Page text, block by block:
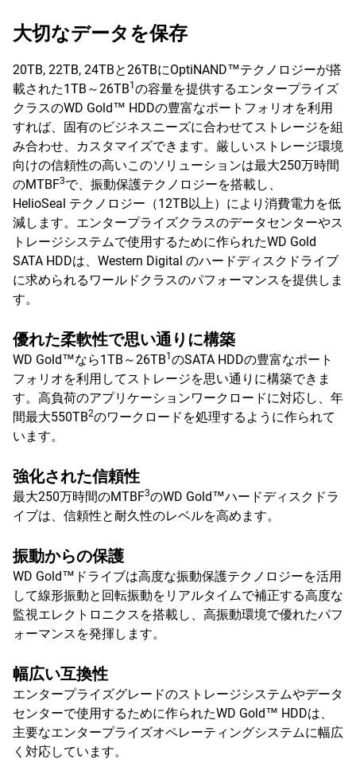
大切なデータを保存
20TB, 22TB, 24TBと26TBにOptiNAND™テクノロジーが搭
載された1TB～26TB1 の容量を提供するエンタープライズ
クラスのWD Gold™ HDDの豊富なポートフォリオを利用
すれば、固有のビジネスニーズに合わせてストレージを組
み合わせ、カスタマイズできます。厳しいストレージ環境
向けの信頼性の高いこのソリューションは最大250万時間
のMTBF3で、振動保護テクノロジーを搭載し、
HelioSeal テクノロジー（12TB以上）により消費電力を低
減します。エンタープライズクラスのデータセンターやス
トレージシステムで使用するために作られたWD Gold
SATA HDDは、Western Digital のハードディスクドライブ
に求められるワールドクラスのパフォーマンスを提供しま
す。
優れた柔軟性で思い通りに構築
WD Gold™なら1TB～26TB1 のSATA HDDの豊富なポート
フォリオを利用してストレージを思い通りに構築できま
す。高負荷のアプリケーションワークロードに対応し、年
間最大550TB2のワークロードを処理するように作られて
います。
強化された信頼性
最大250万時間のMTBF3のWD Gold™ハードディスクドラ
イブは、信頼性と耐久性のレベルを高めます。
振動からの保護
WD Gold™ドライブは高度な振動保護テクノロジーを活用
して線形振動と回転振動をリアルタイムで補正する高度な
監視エレクトロニクスを搭載し、高振動環境で優れたパフ
ォーマンスを発揮します。
幅広い互換性
エンタープライズグレードのストレージシステムやデータ
センターで使用するために作られたWD Gold™ HDDは、
主要なエンタープライズオペレーティングシステムに幅広
く対応しています。